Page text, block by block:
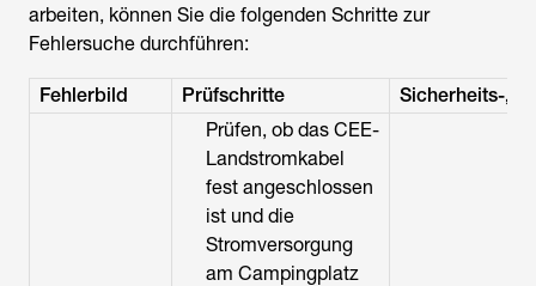
arbeiten, können Sie die folgenden Schritte zur
Fehlersuche durchführen:
Fehlerbild Prüfschritte Sicherheits-
Prüfen, ob das CEE-
Landstromkabel
fest angeschlossen
ist und die
Stromversorgung
am Campingplatz